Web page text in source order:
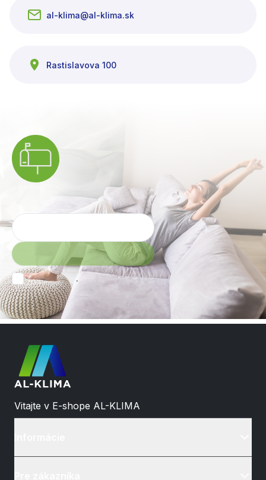
.
al-klima@al-klima.sk
Rastislavova 100
Vitajte v E-shope AL-KLIMA